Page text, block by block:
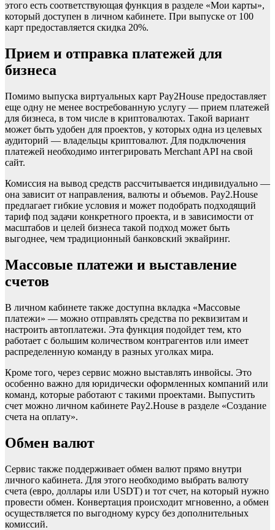
этого есть соответствующая функция в разделе «Мои карты»,
который доступен в личном кабинете. При выпуске от 100
карт предоставляется скидка 20%.
Прием и отправка платежей для
бизнеса
Помимо выпуска виртуальных карт Pay2House предоставляет
еще одну не менее востребованную услугу — прием платежей
для бизнеса, в том числе в криптовалютах. Такой вариант
может быть удобен для проектов, у которых одна из целевых
аудиторий — владельцы криптовалют. Для подключения
платежей необходимо интегрировать Merchant API на свой
сайт.
Комиссия на вывод средств рассчитывается индивидуально —
она зависит от направления, валюты и объемов. Pay2.House
предлагает гибкие условия и может подобрать подходящий
тариф под задачи конкретного проекта, и в зависимости от
масштабов и целей бизнеса такой подход может быть
выгоднее, чем традиционный банковский эквайринг.
Массовые платежи и выставление
счетов
В личном кабинете также доступна вкладка «Массовые
платежи» — можно отправлять средства по реквизитам и
настроить автоплатежи. Эта функция подойдет тем, кто
работает с большим количеством контрагентов или имеет
распределенную команду в разных уголках мира.
Кроме того, через сервис можно выставлять инвойсы. Это
особенно важно для юридически оформленных компаний или
команд, которые работают с такими проектами. Выпустить
счет можно личном кабинете Pay2.House в разделе «Создание
счета на оплату».
Обмен валют
Сервис также поддерживает обмен валют прямо внутри
личного кабинета. Для этого необходимо выбрать валюту
счета (евро, доллары или USDT) и тот счет, на который нужно
провести обмен. Конвертация происходит мгновенно, а обмен
осуществляется по выгодному курсу без дополнительных
комиссий.